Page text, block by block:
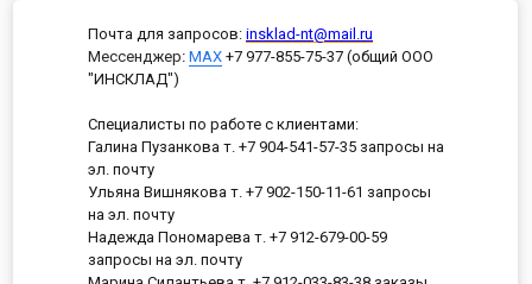
Почта для запросов: insklad-nt@mail.ru
Мессенджер: MAX +7 977-855-75-37 (общий ООО
"ИНСКЛАД")
Специалисты по работе с клиентами:
Галина Пузанкова т. +7 904-541-57-35 запросы на
эл. почту
Ульяна Вишнякова т. +7 902-150-11-61 запросы
на эл. почту
Надежда Пономарева т. +7 912-679-00-59
запросы на эл. почту